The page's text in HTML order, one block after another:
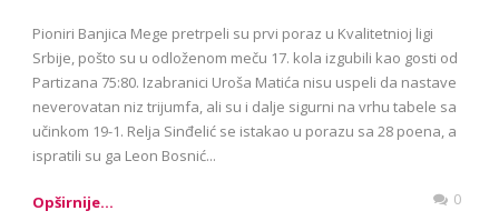
Pioniri Banjica Mege pretrpeli su prvi poraz u Kvalitetnioj ligi
Srbije, pošto su u odloženom meču 17. kola izgubili kao gosti od
Partizana 75:80. Izabranici Uroša Matića nisu uspeli da nastave
neverovatan niz trijumfa, ali su i dalje sigurni na vrhu tabele sa
učinkom 19-1. Relja Sinđelić se istakao u porazu sa 28 poena, a
ispratili su ga Leon Bosnić...
Opširnije... 0